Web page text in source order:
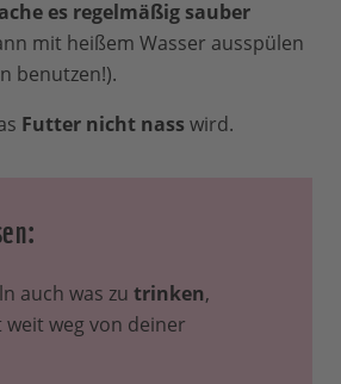
es regelmäßig sauber
mit heißem Wasser ausspülen
benutzen!).
Futter nicht nass wird.
auch was zu trinken,
weg von deiner